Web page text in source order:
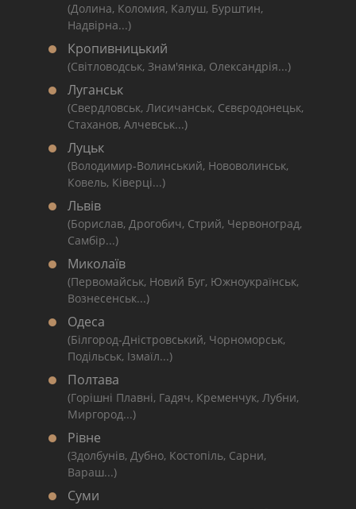
(Долина, Коломия, Калуш, Бурштин,
Надвірна...)
Кропивницький
(Світловодськ, Знам'янка, Олександрія...)
Луганськ
(Свердловськ, Лисичанськ, Сєвєродонецьк,
Стаханов, Алчевськ...)
Луцьк
(Володимир-Волинський, Нововолинськ,
Ковель, Ківерці...)
Львів
(Борислав, Дрогобич, Стрий, Червоноград,
Самбір...)
Миколаїв
(Первомайськ, Новий Буг, Южноукраїнськ,
Вознесенськ...)
Одеса
(Білгород-Дністровський, Чорноморськ,
Подільськ, Ізмаїл...)
Полтава
(Горішні Плавні, Гадяч, Кременчук, Лубни,
Миргород...)
Рівне
(Здолбунів, Дубно, Костопіль, Сарни,
Вараш...)
Суми